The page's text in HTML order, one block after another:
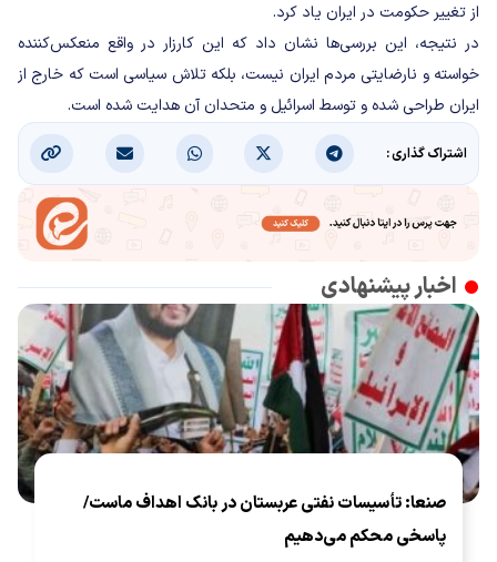
از تغییر حکومت در ایران یاد کرد.
در نتیجه، این بررسی‌ها نشان داد که این کارزار در واقع منعکس‌کننده
خواسته و نارضایتی مردم ایران نیست، بلکه تلاش سیاسی است که خارج از
ایران طراحی شده و توسط اسرائیل و متحدان آن هدایت شده است.
اشتراک گذاری :
اخبار پیشنهادی
صنعا: تأسیسات نفتی عربستان در بانک اهداف ماست/
پاسخی محکم می‌دهیم